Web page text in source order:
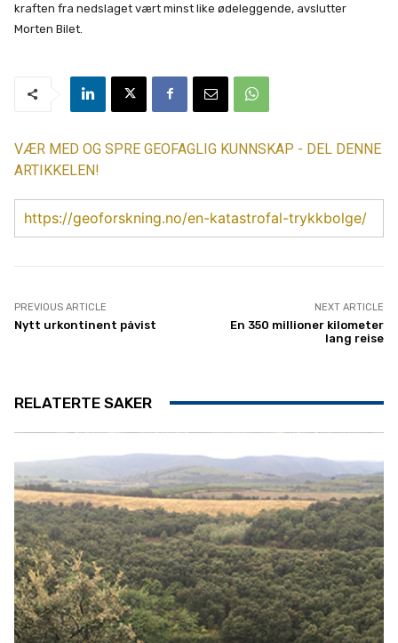
kraften fra nedslaget vært minst like ødeleggende, avslutter
Morten Bilet.
VÆR MED OG SPRE GEOFAGLIG KUNNSKAP - DEL DENNE
ARTIKKELEN!
https://geoforskning.no/en-katastrofal-trykkbolge/
PREVIOUS ARTICLE
Nytt urkontinent påvist
NEXT ARTICLE
En 350 millioner kilometer
lang reise
RELATERTE SAKER